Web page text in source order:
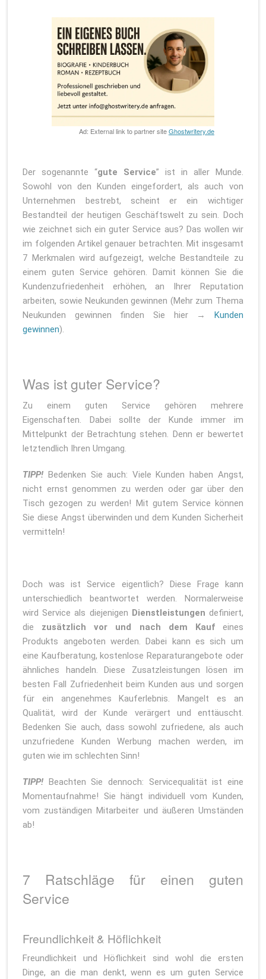
Ad: External link to partner siteGhostwritery.de
Der sogenannte “gute Service” ist in aller Munde.
Sowohl von den Kunden eingefordert, als auch von
Unternehmen bestrebt, scheint er ein wichtiger
Bestandteil der heutigen Geschäftswelt zu sein. Doch
wie zeichnet sich ein guter Service aus? Das wollen wir
im folgenden Artikel genauer betrachten. Mit insgesamt
7 Merkmalen wird aufgezeigt, welche Bestandteile zu
einem guten Service gehören. Damit können Sie die
Kundenzufriedenheit erhöhen, an Ihrer Reputation
arbeiten, sowie Neukunden gewinnen (Mehr zum Thema
Neukunden gewinnen finden Sie hier → Kunden
gewinnen).
Was ist guter Service?
Zu einem guten Service gehören mehrere
Eigenschaften. Dabei sollte der Kunde immer im
Mittelpunkt der Betrachtung stehen. Denn er bewertet
letztendlich Ihren Umgang.
TIPP! Bedenken Sie auch: Viele Kunden haben Angst,
nicht ernst genommen zu werden oder gar über den
Tisch gezogen zu werden! Mit gutem Service können
Sie diese Angst überwinden und dem Kunden Sicherheit
vermitteln!
Doch was ist Service eigentlich? Diese Frage kann
unterschiedlich beantwortet werden. Normalerweise
wird Service als diejenigen Dienstleistungen definiert,
die zusätzlich vor und nach dem Kaufeines
Produkts angeboten werden. Dabei kann es sich um
eine Kaufberatung, kostenlose Reparaturangebote oder
ähnliches handeln. Diese Zusatzleistungen lösen im
besten Fall Zufriedenheit beim Kunden aus und sorgen
für ein angenehmes Kauferlebnis. Mangelt es an
Qualität, wird der Kunde verärgert und enttäuscht.
Bedenken Sie auch, dass sowohl zufriedene, als auch
unzufriedene Kunden Werbung machen werden, im
guten wie im schlechten Sinn!
TIPP! Beachten Sie dennoch: Servicequalität ist eine
Momentaufnahme! Sie hängt individuell vom Kunden,
vom zuständigen Mitarbeiter und äußeren Umständen
ab!
7 Ratschläge für einen guten
Service
Freundlichkeit & Höflichkeit
Freundlichkeit und Höflichkeit sind wohl die ersten
Dinge, an die man denkt, wenn es um guten Service